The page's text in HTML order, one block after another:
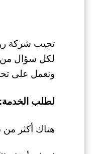
تجيب شركة
ونعمل على
لطلب الخدمة:
هناك أكثر